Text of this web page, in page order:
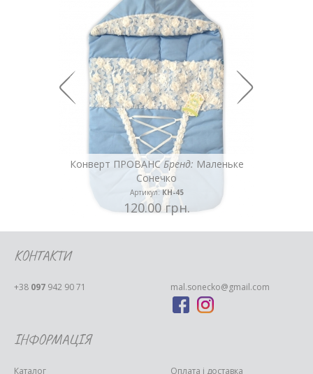
Конверт ПРОВАНСБренд: Маленьке
Сонечко
Артикул:КН-45
120.00 грн.
КОНТАКТИ
+38 097 942 90 71 mal.sonecko@gmail.com
ІНФОРМАЦІЯ
Каталог Оплата і доставка